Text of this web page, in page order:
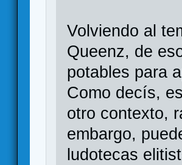
Volviendo al
Queenz, de
potables para
Como decís,
otro contexto,
embargo,
ludotecas